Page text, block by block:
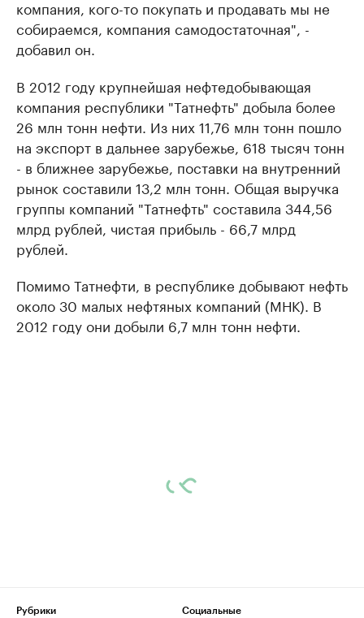
компания, кого-то покупать и продавать мы не
собираемся, компания самодостаточная", -
добавил он.
В 2012 году крупнейшая нефтедобывающая
компания республики "Татнефть" добыла более
26 млн тонн нефти. Из них 11,76 млн тонн пошло
на экспорт в дальнее зарубежье, 618 тысяч тонн
- в ближнее зарубежье, поставки на внутренний
рынок составили 13,2 млн тонн. Общая выручка
группы компаний "Татнефть" составила 344,56
млрд рублей, чистая прибыль - 66,7 млрд
рублей.
Помимо Татнефти, в республике добывают нефть
около 30 малых нефтяных компаний (МНК). В
2012 году они добыли 6,7 млн тонн нефти.
Рубрики
Социальные